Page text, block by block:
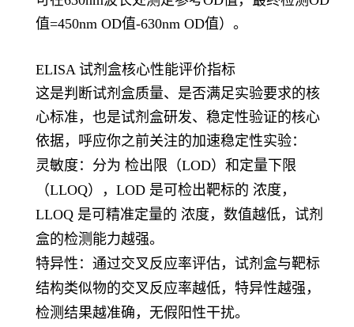
值=450nm OD值-630nm OD值）。
ELISA 试剂盒核心性能评价指标
这是判断试剂盒质量、是否满足实验要求的核
心标准，也是试剂盒研发、稳定性验证的核心
依据，呼应你之前关注的加速稳定性实验：
灵敏度 ：分为 检出限（LOD）和定量下限
（LLOQ），LOD 是可检出靶标的 浓度，
LLOQ 是可精准定量的 浓度，数值越低，试剂
盒的检测能力越强。
特异性 ：通过交叉反应率评估，试剂盒与靶标
结构类似物的交叉反应率越低，特异性越强，
检测结果越准确，无假阳性干扰。